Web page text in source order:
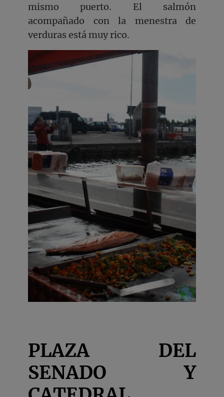
mismo puerto. El salmón
acompañado con la menestra de
verduras está muy rico.
PLAZA DEL
SENADO Y